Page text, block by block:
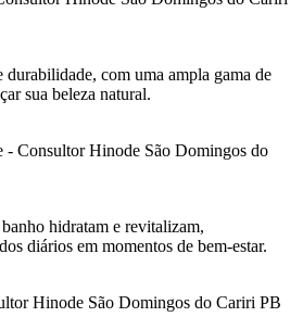
durabilidade, com uma ampla gama de
sua beleza natural.
hidratam e revitalizam,
diários em momentos de bem-estar.